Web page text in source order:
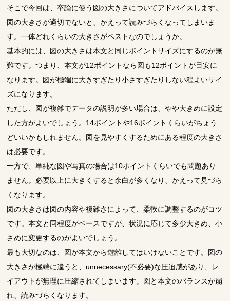
そこで今回は、卒論に使う図の大きさについてアドバイスします。
図の大きさが適切でないと、かえって読みづらくなってしまいま
す。一体どれくらいの大きさがベストなのでしょうか。
基本的には、図の大きさは本文と同じポイントサイズにするのが無
難です。つまり、本文が12ポイントなら図も12ポイントが目安に
なります。図が極端に大きすぎたり小さすぎたりしない程よいサイ
ズになります。
ただし、図が複雑でデータの説明が多い場合は、やや大きめに設定
した方がよいでしょう。14ポイントや16ポイントくらいがちょう
どいいかもしれません。図を見やすくするためにある程度の大きさ
は必要です。
一方で、単純な図や写真の場合は10ポイントくらいでも問題あり
ません。必要以上に大きくすると余白が多くなり、かえって見づら
くなります。
図の大きさは図の内容や複雑さによって、柔軟に調整するのがコツ
です。本文と同程度がベースですが、状況に応じて多少大きめ、小
さめに変更するのがよいでしょう。
最も大切なのは、図が本文から遊離してはいけないことです。図の
大きさが極端に違うと、unnecessary(不必要)な圧迫感があり、レ
イアウトが無理に圧縮されてしまいます。図と本文のバランスが崩
れ、読みづらくなります。